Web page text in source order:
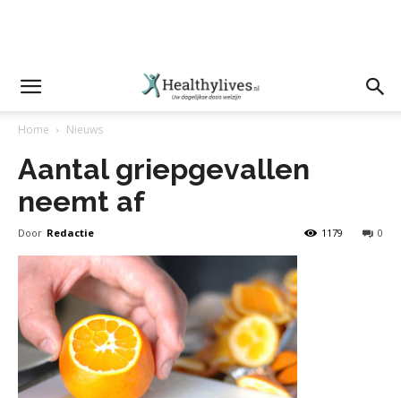
Home Nieuws
Aantal griepgevallen
neemt af
Door Redactie 0
1179